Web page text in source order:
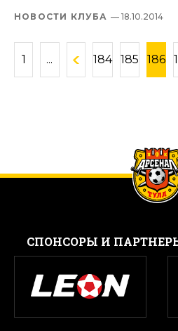
НОВОСТИ КЛУБА — 18.10.2014
1 ... 184 185 186
CПОНСОРЫ И